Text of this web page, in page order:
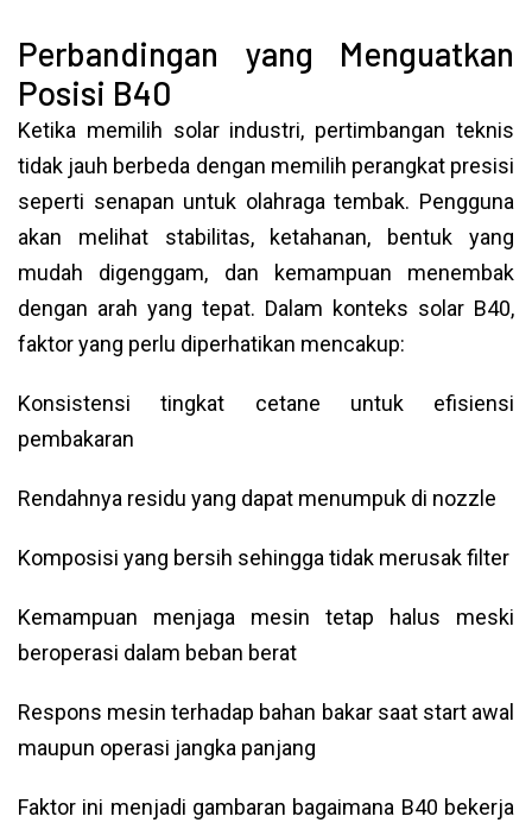
Perbandingan yang Menguatkan
Posisi B40
Ketika memilih solar industri, pertimbangan teknis
tidak jauh berbeda dengan memilih perangkat presisi
seperti senapan untuk olahraga tembak. Pengguna
akan melihat stabilitas, ketahanan, bentuk yang
mudah digenggam, dan kemampuan menembak
dengan arah yang tepat. Dalam konteks solar B40,
faktor yang perlu diperhatikan mencakup:
Konsistensi tingkat cetane untuk efisiensi
pembakaran
Rendahnya residu yang dapat menumpuk di nozzle
Komposisi yang bersih sehingga tidak merusak filter
Kemampuan menjaga mesin tetap halus meski
beroperasi dalam beban berat
Respons mesin terhadap bahan bakar saat start awal
maupun operasi jangka panjang
Faktor ini menjadi gambaran bagaimana B40 bekerja